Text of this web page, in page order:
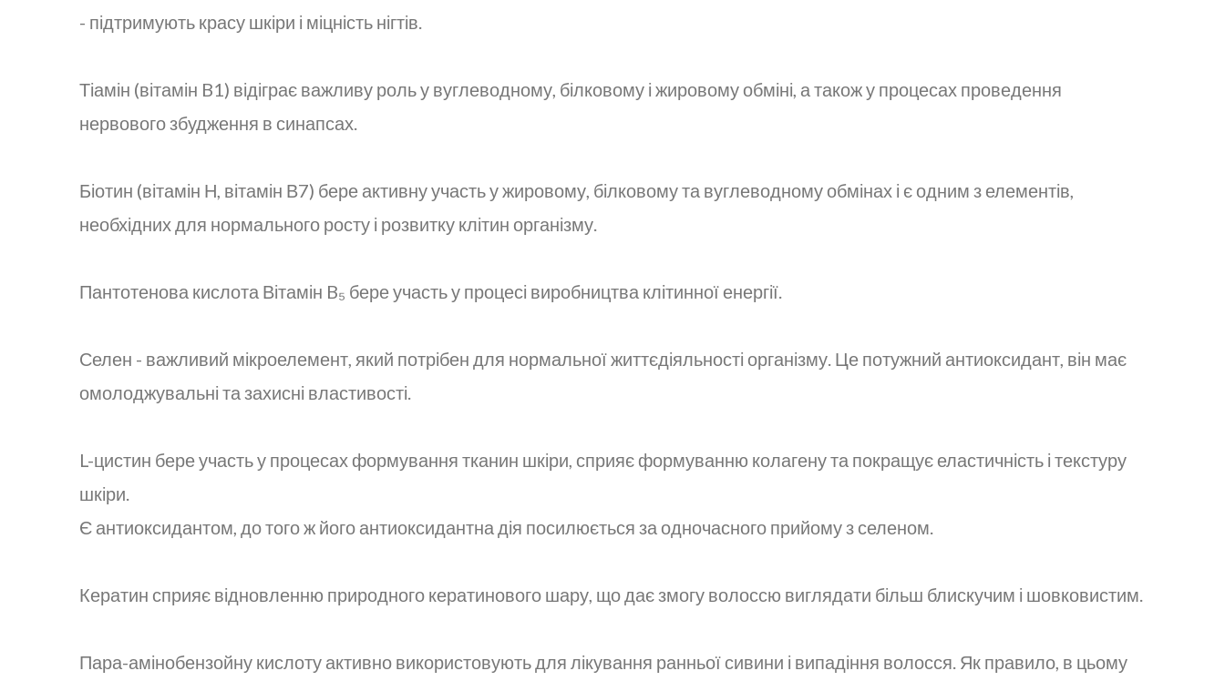
- підтримують красу шкіри і міцність нігтів.
Тіамін (вітамін B1) відіграє важливу роль у вуглеводному, білковому і жировому обміні, а також у процесах проведення
нервового збудження в синапсах.
Біотин (вітамін Н, вітамін В7) бере активну участь у жировому, білковому та вуглеводному обмінах і є одним з елементів,
необхідних для нормального росту і розвитку клітин організму.
Пантотенова кислота Вітамін B₅ бере участь у процесі виробництва клітинної енергії.
Селен - важливий мікроелемент, який потрібен для нормальної життєдіяльності організму. Це потужний антиоксидант, він має
омолоджувальні та захисні властивості.
L-цистин бере участь у процесах формування тканин шкіри, сприяє формуванню колагену та покращує еластичність і текстуру
шкіри.
Є антиоксидантом, до того ж його антиоксидантна дія посилюється за одночасного прийому з селеном.
Кератин сприяє відновленню природного кератинового шару, що дає змогу волоссю виглядати більш блискучим і шовковистим.
Пара-амінобензойну кислоту активно використовують для лікування ранньої сивини і випадіння волосся. Як правило, в цьому